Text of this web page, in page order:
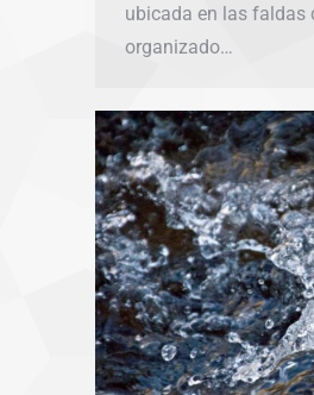
ubicada en las faldas
organizado…